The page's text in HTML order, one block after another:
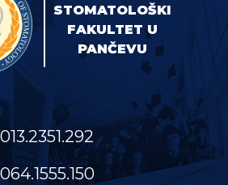
STOMATOLOŠKI
FAKULTET U
PANČEVU
013.2351.292
064.1555.150